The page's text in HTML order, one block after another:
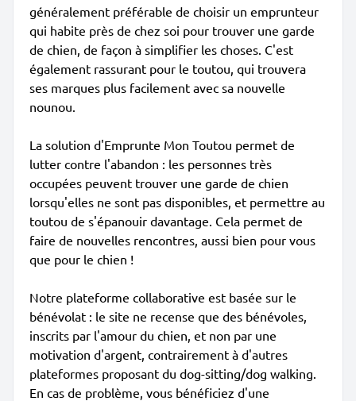
généralement préférable de choisir un emprunteur
qui habite près de chez soi pour trouver une garde
de chien, de façon à simplifier les choses. C'est
également rassurant pour le toutou, qui trouvera
ses marques plus facilement avec sa nouvelle
nounou.
La solution d'Emprunte Mon Toutou permet de
lutter contre l'abandon : les personnes très
occupées peuvent trouver une garde de chien
lorsqu'elles ne sont pas disponibles, et permettre au
toutou de s'épanouir davantage. Cela permet de
faire de nouvelles rencontres, aussi bien pour vous
que pour le chien !
Notre plateforme collaborative est basée sur le
bénévolat : le site ne recense que des bénévoles,
inscrits par l'amour du chien, et non par une
motivation d'argent, contrairement à d'autres
plateformes proposant du dog-sitting/dog walking.
En cas de problème, vous bénéficiez d'une